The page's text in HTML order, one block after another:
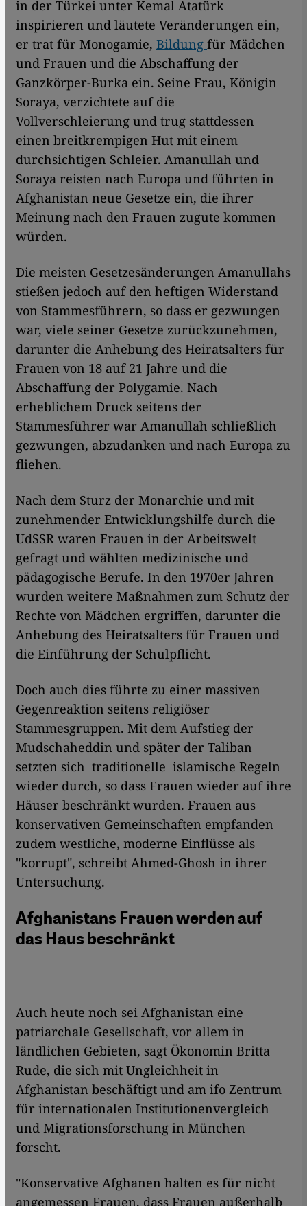
in der Türkei unter Kemal Atatürk
inspirieren und läutete Veränderungen ein,
er trat für Monogamie, Bildung für Mädchen
und Frauen und die Abschaffung der
Ganzkörper-Burka ein. Seine Frau, Königin
Soraya, verzichtete auf die
Vollverschleierung und trug stattdessen
einen breitkrempigen Hut mit einem
durchsichtigen Schleier. Amanullah und
Soraya reisten nach Europa und führten in
Afghanistan neue Gesetze ein, die ihrer
Meinung nach den Frauen zugute kommen
würden.
Die meisten Gesetzesänderungen Amanullahs
stießen jedoch auf den heftigen Widerstand
von Stammesführern, so dass er gezwungen
war, viele seiner Gesetze zurückzunehmen,
darunter die Anhebung des Heiratsalters für
Frauen von 18 auf 21 Jahre und die
Abschaffung der Polygamie. Nach
erheblichem Druck seitens der
Stammesführer war Amanullah schließlich
gezwungen, abzudanken und nach Europa zu
fliehen.
Nach dem Sturz der Monarchie und mit
zunehmender Entwicklungshilfe durch die
UdSSR waren Frauen in der Arbeitswelt
gefragt und wählten medizinische und
pädagogische Berufe. In den 1970er Jahren
wurden weitere Maßnahmen zum Schutz der
Rechte von Mädchen ergriffen, darunter die
Anhebung des Heiratsalters für Frauen und
die Einführung der Schulpflicht.
Doch auch dies führte zu einer massiven
Gegenreaktion seitens religiöser
Stammesgruppen. Mit dem Aufstieg der
Mudschaheddin und später der Taliban
setzten sich traditionelle islamische Regeln
wieder durch, so dass Frauen wieder auf ihre
Häuser beschränkt wurden. Frauen aus
konservativen Gemeinschaften empfanden
zudem westliche, moderne Einflüsse als
"korrupt", schreibt Ahmed-Ghosh in ihrer
Untersuchung.
Afghanistans Frauen werden auf
das Haus beschränkt
Auch heute noch sei Afghanistan eine
patriarchale Gesellschaft, vor allem in
ländlichen Gebieten, sagt Ökonomin Britta
Rude, die sich mit Ungleichheit in
Afghanistan beschäftigt und am ifo Zentrum
für internationalen Institutionenvergleich
und Migrationsforschung in München
forscht.
"Konservative Afghanen halten es für nicht
angemessen Frauen, dass Frauen außerhalb